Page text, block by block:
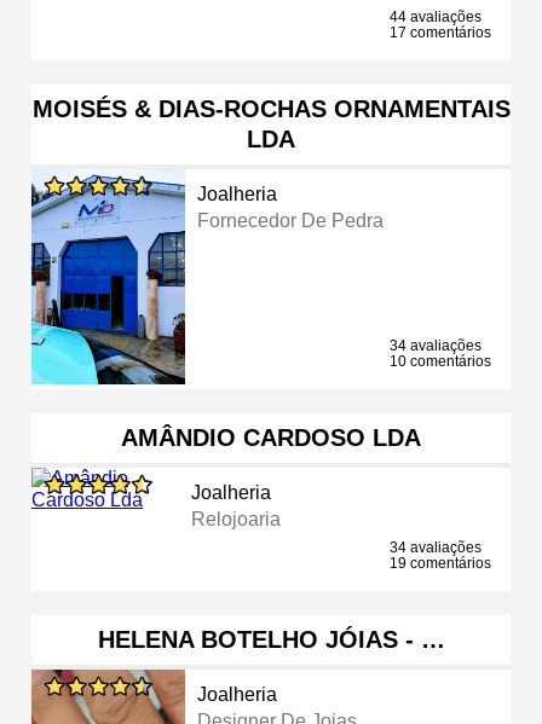
44 avaliações
17 comentários
MOISÉS & DIAS-ROCHAS ORNAMENTAIS
LDA
Joalheria
Fornecedor De Pedra
34 avaliações
10 comentários
AMÂNDIO CARDOSO LDA
Joalheria
Relojoaria
34 avaliações
19 comentários
HELENA BOTELHO JÓIAS - …
Joalheria